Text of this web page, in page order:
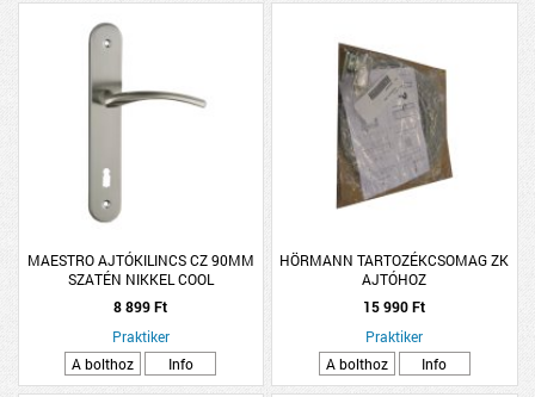
MAESTRO AJTÓKILINCS CZ 90MM
SZATÉN NIKKEL COOL
8 899 Ft
Praktiker
A bolthoz
Info
HÖRMANN TARTOZÉKCSOMAG ZK
AJTÓHOZ
15 990 Ft
Praktiker
A bolthoz
Info